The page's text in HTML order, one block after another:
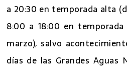
a 20:30 en temporada alta
8:00 a 18:00 en
marzo), salvo
días de las Grandes Aguas